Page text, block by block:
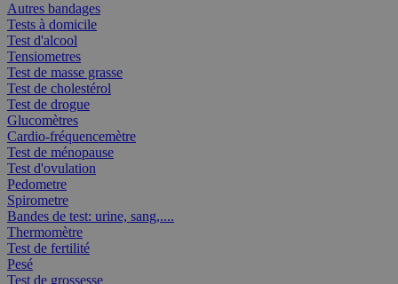
Autres bandages
Tests à domicile
Test d'alcool
Tensiometres
Test de masse grasse
Test de cholestérol
Test de drogue
Glucomètres
Cardio-fréquencemètre
Test de ménopause
Test d'ovulation
Pedometre
Spirometre
Bandes de test: urine, sang,....
Thermomètre
Test de fertilité
Pesé
Test de grossesse